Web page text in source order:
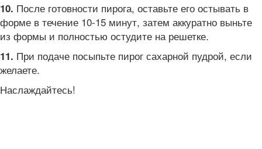
10. После готовности пирога, оставьте его остывать в
форме в течение 10-15 минут, затем аккуратно выньте
из формы и полностью остудите на решетке.
11. При подаче посыпьте пирог сахарной пудрой, если
желаете.
Наслаждайтесь!